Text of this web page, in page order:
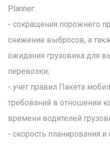
Planner:
- сокращения порожнего
снижение выбросов, а
ожидания грузовика для
перевозки;
- учет правил Пакета
требований в отношении
времени водителей
- скорость планирования